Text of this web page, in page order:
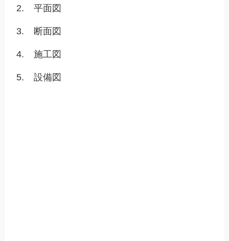
2. 平面図
3. 断面図
4. 施工図
5. 設備図